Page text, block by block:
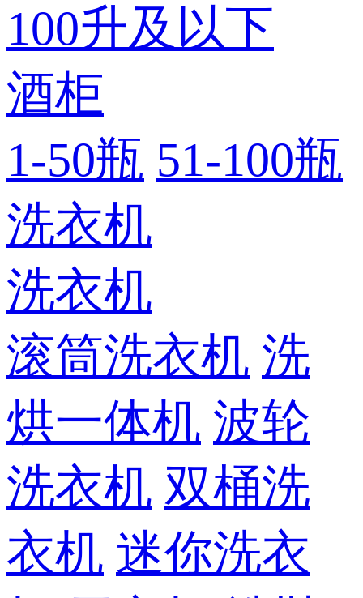
100升及以下
酒柜
1-50瓶 51-100瓶
洗衣机
洗衣机
滚筒洗衣机 洗
烘一体机 波轮
洗衣机 双桶洗
衣机 迷你洗衣